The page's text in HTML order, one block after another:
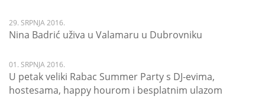
29. SRPNJA 2016.
Nina Badrić uživa u Valamaru u Dubrovniku
01. SRPNJA 2016.
U petak veliki Rabac Summer Party s DJ-evima,
hostesama, happy hourom i besplatnim ulazom